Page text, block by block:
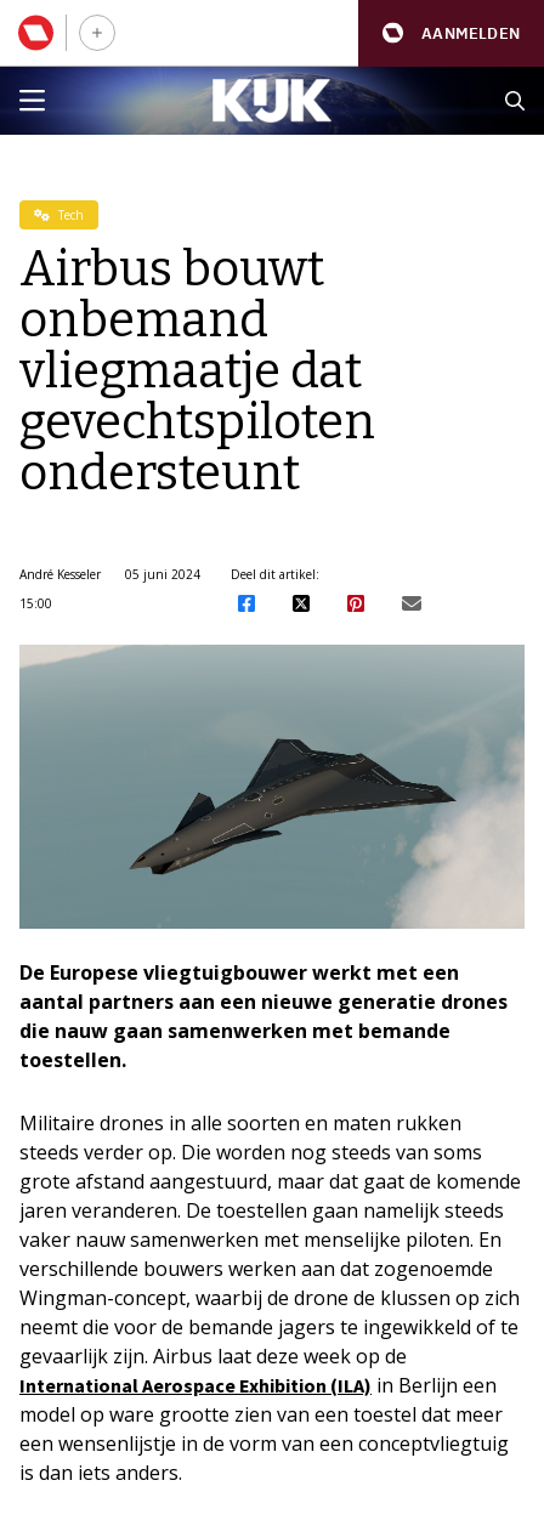
AANMELDEN
Tech
Airbus bouwt
onbemand
vliegmaatje dat
gevechtspiloten
ondersteunt
André Kesseler
05 juni 2024
15:00
Deel dit artikel:
De Europese vliegtuigbouwer werkt met een
aantal partners aan een nieuwe generatie drones
die nauw gaan samenwerken met bemande
toestellen.
Militaire drones in alle soorten en maten rukken
steeds verder op. Die worden nog steeds van soms
grote afstand aangestuurd, maar dat gaat de komende
jaren veranderen. De toestellen gaan namelijk steeds
vaker nauw samenwerken met menselijke piloten. En
verschillende bouwers werken aan dat zogenoemde
Wingman-concept, waarbij de drone de klussen op zich
neemt die voor de bemande jagers te ingewikkeld of te
gevaarlijk zijn. Airbus laat deze week op de
International Aerospace Exhibition (ILA) in Berlijn een
model op ware grootte zien van een toestel dat meer
een wensenlijstje in de vorm van een conceptvliegtuig
is dan iets anders.